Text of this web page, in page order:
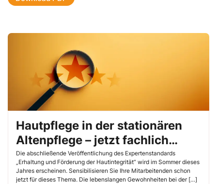
Hautpflege in der stationären
Altenpflege – jetzt fachlich
sicher aufstellen
Die abschließende Veröffentlichung des Expertenstandards
„Erhaltung und Förderung der Hautintegrität“ wird im Sommer dieses
Jahres erscheinen. Sensibilisieren Sie Ihre Mitarbeitenden schon
jetzt für dieses Thema. Die lebenslangen Gewohnheiten bei der […]